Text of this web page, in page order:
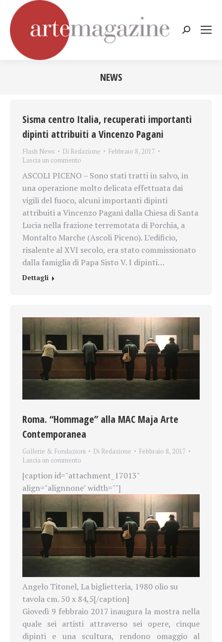
Cerca:
NEWS
Sisma centro Italia, recuperati importanti
dipinti attribuiti a Vincenzo Pagani
Flash News Di Redazione
Febbraio 8, 2017
Lascia un commento
ASCOLI PICENO – Sono stati tratti in salvo, in
una operazione molto delicata effettuata dai
vigili del fuoco, alcuni importanti dipinti
attribuiti a Vincenzo Pagani dalla Chiesa di Santa
Lucia nella frazione terremotata di Porchia, a
Montalto Marche (Ascoli Piceno). L’edificio,
risalente al XVI secolo, era stato commissionato
dalla famiglia di Papa Sisto V. I dipinti…
Dettagli
Roma. “Hommage” alla MAC Maja Arte
Contemporanea
Gallerie & Fondazioni Di Redazione
Febbraio 8, 2017
Lascia un commento
[caption id="attachment_17013"
align="alignnone" width=""]
Angelo Titonel, La biglietteria, 1980 olio su
tavola cm. 50 x 84,5[/caption]
Giovedì 9 febbraio 2017 inaugura la mostra nella
quale sei artisti attraverso sei opere, cinque
dipinti e una scultura, rendono omaggio al